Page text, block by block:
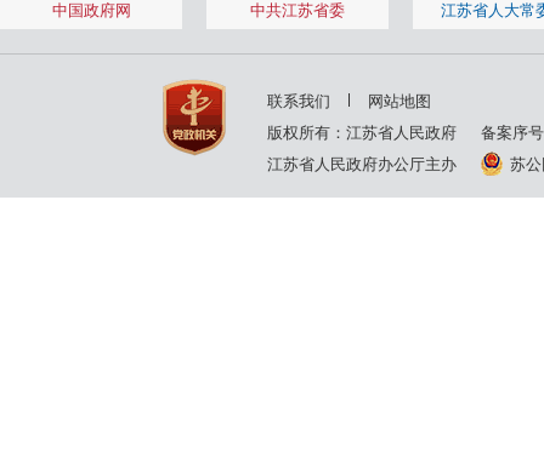
中国政府网 中共江苏省委 江苏省人大常
联系我们
网站地图
版权所有：江苏省人民政府
备案序
江苏省人民政府办公厅主办
苏